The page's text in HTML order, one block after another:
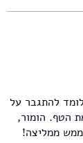
להתגבר על
הטף. הומור,
ממליצה!